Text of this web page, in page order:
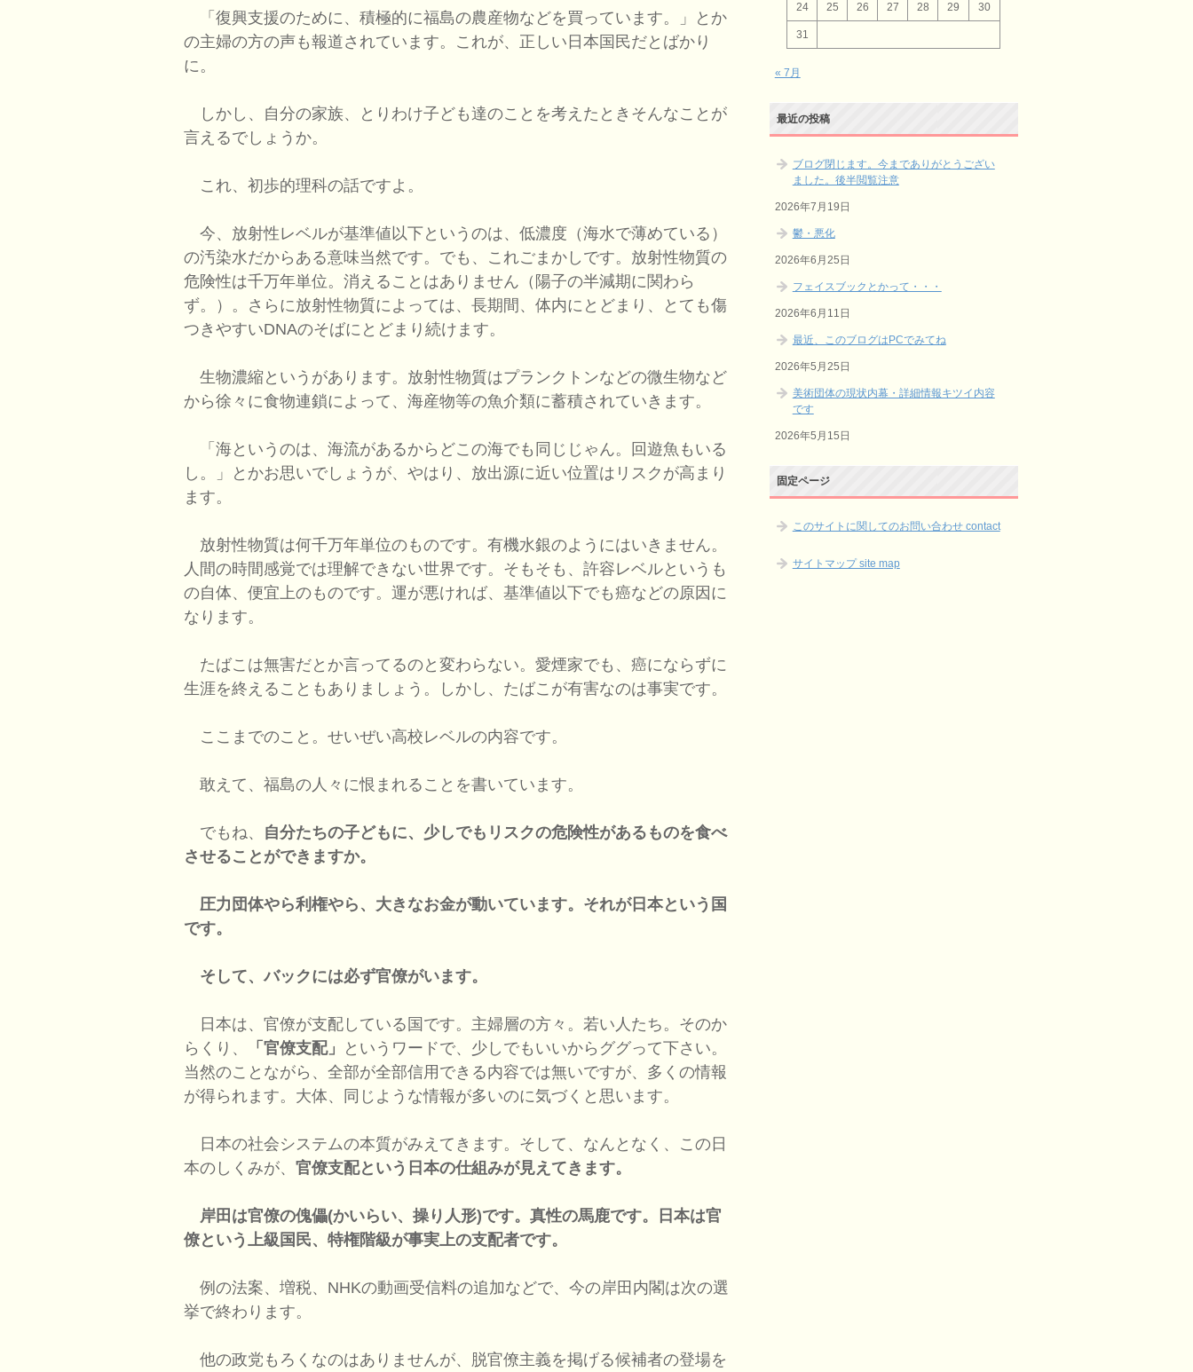
「復興支援のために、積極的に福島の農産物などを買っています。」とか
の主婦の方の声も報道されています。これが、正しい日本国民だとばかり
に。
しかし、自分の家族、とりわけ子ども達のことを考えたときそんなことが
言えるでしょうか。
これ、初歩的理科の話ですよ。
今、放射性レベルが基準値以下というのは、低濃度（海水で薄めている）
の汚染水だからある意味当然です。でも、これごまかしです。放射性物質の
危険性は千万年単位。消えることはありません（陽子の半減期に関わら
ず。）。さらに放射性物質によっては、長期間、体内にとどまり、とても傷
つきやすいDNAのそばにとどまり続けます。
生物濃縮というがあります。放射性物質はプランクトンなどの微生物など
から徐々に食物連鎖によって、海産物等の魚介類に蓄積されていきます。
「海というのは、海流があるからどこの海でも同じじゃん。回遊魚もいる
し。」とかお思いでしょうが、やはり、放出源に近い位置はリスクが高まり
ます。
放射性物質は何千万年単位のものです。有機水銀のようにはいきません。
人間の時間感覚では理解できない世界です。そもそも、許容レベルというも
の自体、便宜上のものです。運が悪ければ、基準値以下でも癌などの原因に
なります。
たばこは無害だとか言ってるのと変わらない。愛煙家でも、癌にならずに
生涯を終えることもありましょう。しかし、たばこが有害なのは事実です。
ここまでのこと。せいぜい高校レベルの内容です。
敢えて、福島の人々に恨まれることを書いています。
でもね、 自分たちの子どもに、少しでもリスクの危険性があるものを食べ
させることができますか。
圧力団体やら利権やら、大きなお金が動いています。それが日本という国
です。
そして、バックには必ず官僚がいます。
日本は、官僚が支配している国です。主婦層の方々。若い人たち。そのか
らくり、
「官僚支配」
というワードで、少しでもいいからググって下さい。
当然のことながら、全部が全部信用できる内容では無いですが、多くの情報
が得られます。大体、同じような情報が多いのに気づくと思います。
日本の社会システムの本質がみえてきます。そして、なんとなく、この日
本のしくみが、 官僚支配という日本の仕組みが見えてきます。
岸田は官僚の傀儡(かいらい、操り人形)です。真性の馬鹿です。日本は官
僚という上級国民、特権階級が事実上の支配者です。
例の法案、増税、NHKの動画受信料の追加などで、今の岸田内閣は次の選
挙で終わります。
他の政党もろくなのはありませんが、脱官僚主義を掲げる候補者の登場を
24 25 26 27 28 29 30
31
« 7月
最近の投稿
ブログ閉じます。今までありがとうござい
ました。後半閲覧注意
2026年7月19日
鬱・悪化
2026年6月25日
フェイスブックとかって・・・
2026年6月11日
最近、このブログはPCでみてね
2026年5月25日
美術団体の現状内幕・詳細情報キツイ内容
です
2026年5月15日
固定ページ
このサイトに関してのお問い合わせ contact
サイトマップ site map